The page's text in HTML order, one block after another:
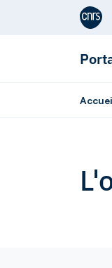
Aller au contenu